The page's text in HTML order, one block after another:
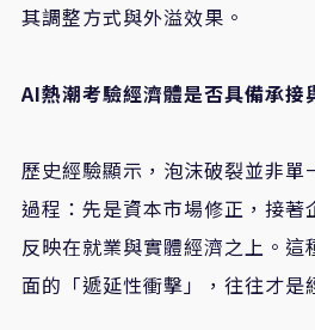
其調整方式與外溢效果。
AI熱潮考驗經濟體是否具備承接
歷史經驗顯示，泡沫破裂並非單
過程：先是資本市場修正，接著
反映在就業與實體經濟之上。這
面的「遞延性衝擊」，往往才是